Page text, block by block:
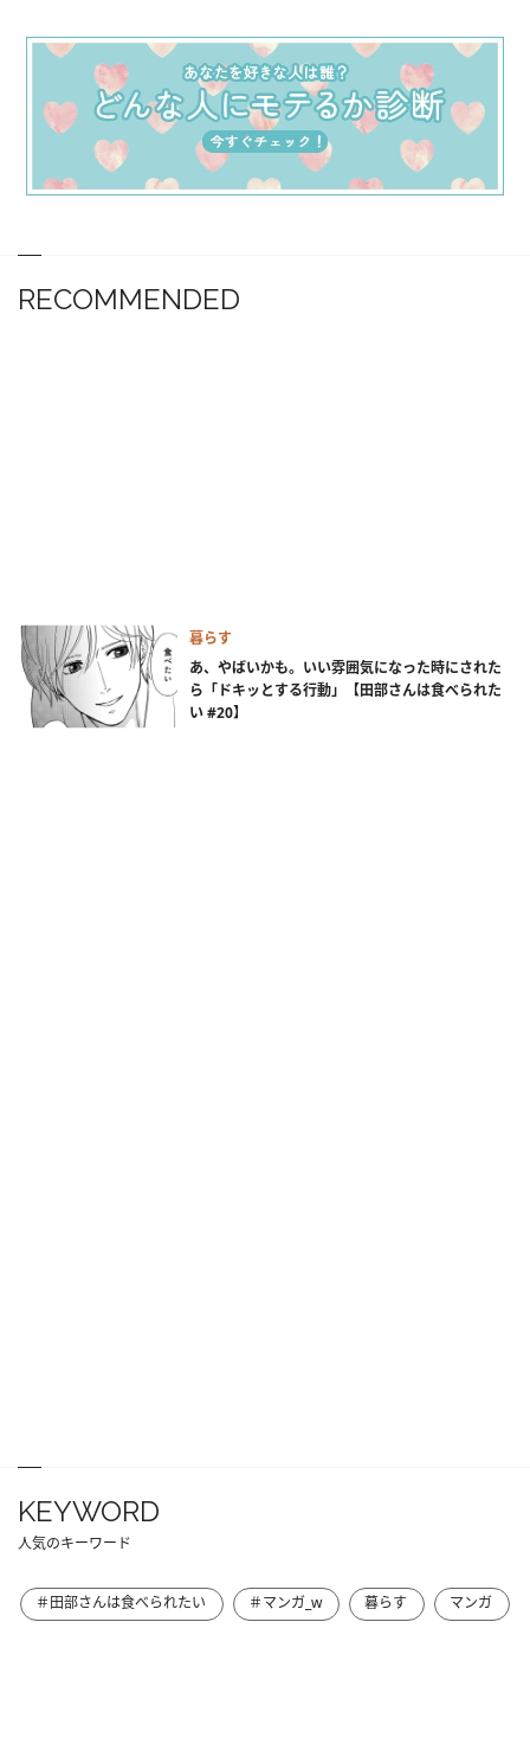
RECOMMENDED
暮らす
あ、やばいかも。いい雰囲気になった時にされた
ら「ドキッとする行動」【田部さんは食べられた
い #20】
KEYWORD
人気のキーワード
＃田部さんは食べられたい ＃マンガ_w 暮らす マンガ